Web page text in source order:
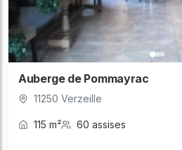
Auberge de Pommayrac
11250 Verzeille
115 m² 60 assises